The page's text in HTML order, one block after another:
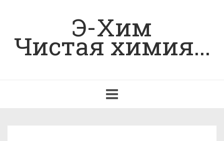
Э-Хим
Чистая химия...
navigation